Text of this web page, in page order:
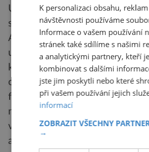
Ultrafialové snímky Země,
speciální kamerou, kterou tam
Apolla 16, ukazují obrovitý
unikajícího vodíku, táhnoucí se
kilometrů směrem ke Slunci.
odpařující se z oceánů se sice
formě srážek, ale část je
nejvyšších vrstev atmosféry,
vodík a kyslík. Zatímco kyslík
atmosféře, lehký vodík uniká do
K personalizaci obsahu,
návštěvnosti používáme
Informace o vašem používání
stránek také sdílíme s našimi
a analytickými partnery, kteří
kombinovat s dalšími
jste jim poskytli nebo které
při vašem používání jejich
informací
ZOBRAZIT VŠECHNY
→